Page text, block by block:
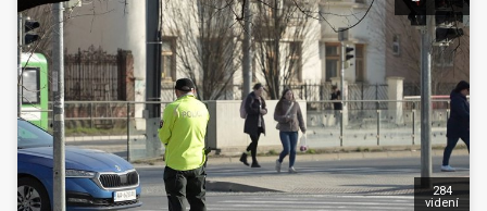
284
videní